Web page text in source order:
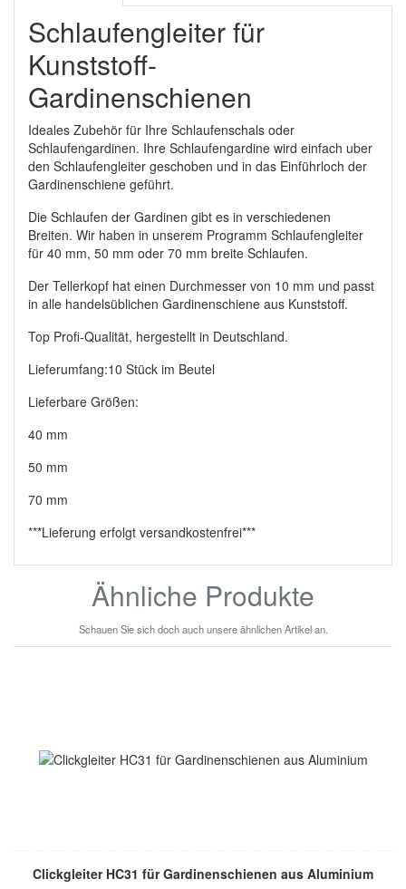
Schlaufengleiter für
Kunststoff-
Gardinenschienen
Ideales Zubehör für Ihre Schlaufenschals oder
Schlaufengardinen. Ihre Schlaufengardine wird einfach uber
den Schlaufengleiter geschoben und in das Einführloch der
Gardinenschiene geführt.
Die Schlaufen der Gardinen gibt es in verschiedenen
Breiten. Wir haben in unserem Programm Schlaufengleiter
für 40 mm, 50 mm oder 70 mm breite Schlaufen.
Der Tellerkopf hat einen Durchmesser von 10 mm und passt
in alle handelsüblichen Gardinenschiene aus Kunststoff.
Top Profi-Qualität, hergestellt in Deutschland.
Lieferumfang:10 Stück im Beutel
Lieferbare Größen:
40 mm
50 mm
70 mm
***Lieferung erfolgt versandkostenfrei***
Ähnliche Produkte
Schauen Sie sich doch auch unsere ähnlichen Artikel an.
Clickgleiter HC31 für Gardinenschienen aus Aluminium